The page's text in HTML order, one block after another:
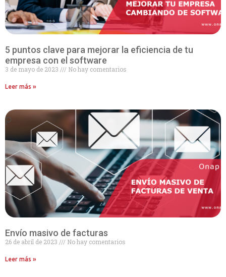
5 puntos clave para mejorar la eficiencia de tu
empresa con el software
3 de mayo de 2023 No hay comentarios
Leer más »
Envío masivo de facturas
26 de abril de 2023 No hay comentarios
Leer más »